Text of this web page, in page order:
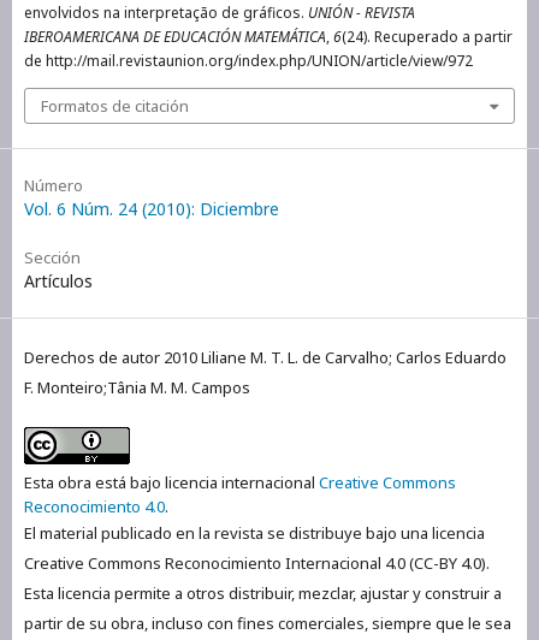
envolvidos na interpretação de gráficos. UNIÓN - REVISTA
IBEROAMERICANA DE EDUCACIÓN MATEMÁTICA,6(24). Recuperado a partir
de http://mail.revistaunion.org/index.php/UNION/article/view/972
Formatos de citación
Número
Vol. 6 Núm. 24 (2010): Diciembre
Sección
Artículos
Derechos de autor 2010 Liliane M. T. L. de Carvalho; Carlos Eduardo
F. Monteiro;Tânia M. M. Campos
Esta obra está bajo licencia internacional Creative Commons
Reconocimiento 4.0.
El material publicado en la revista se distribuye bajo una licencia
Creative Commons Reconocimiento Internacional 4.0 (CC-BY 4.0).
Esta licencia permite a otros distribuir, mezclar, ajustar y construir a
partir de su obra, incluso con fines comerciales, siempre que le sea